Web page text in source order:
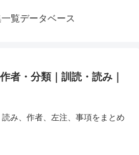
覧データベース
者・分類｜訓読・読み｜
み、作者、左注、事項をまとめ